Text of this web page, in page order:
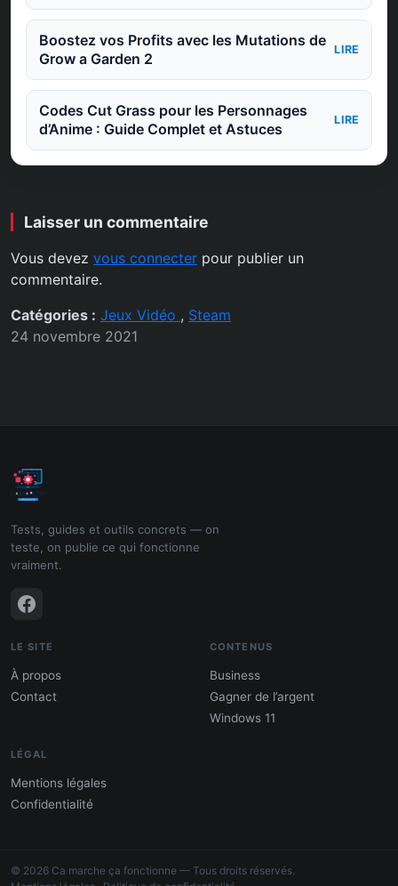
Boostez vos Profits avec les Mutations de
Grow a Garden 2
LIRE
Codes Cut Grass pour les Personnages
d’Anime : Guide Complet et Astuces
LIRE
Laisser un commentaire
Vous devez vous connecter pour publier un
commentaire.
Catégories : Jeux Vidéo , Steam
24 novembre 2021
Tests, guides et outils concrets — on
teste, on publie ce qui fonctionne
vraiment.
LE SITE
À propos
Contact
CONTENUS
Business
Gagner de l’argent
Windows 11
LÉGAL
Mentions légales
Confidentialité
© 2026 Ca marche ça fonctionne — Tous droits réservés.
l'argent